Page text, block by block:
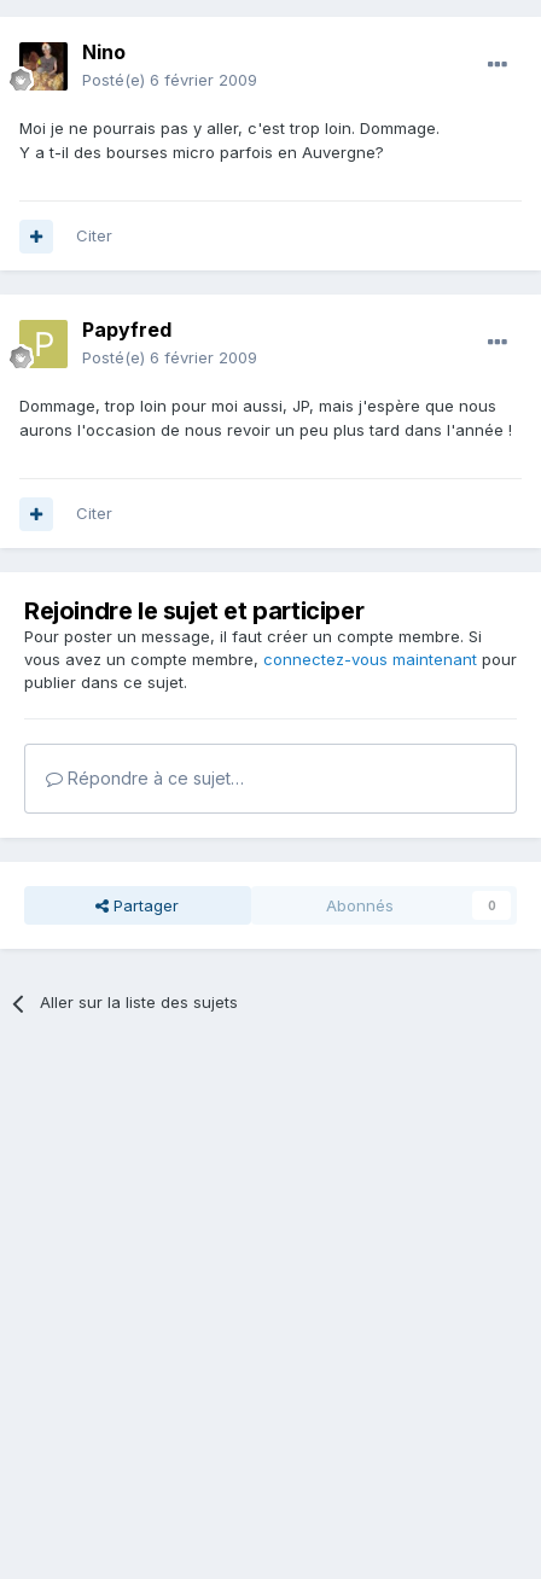
Nino
Posté(e) 6 février 2009
Moi je ne pourrais pas y aller, c'est trop loin. Dommage.
Y a t-il des bourses micro parfois en Auvergne?
Citer
Papyfred
Posté(e) 6 février 2009
Dommage, trop loin pour moi aussi, JP, mais j'espère que nous
aurons l'occasion de nous revoir un peu plus tard dans l'année !
Citer
Rejoindre le sujet et participer
Pour poster un message, il faut créer un compte membre. Si
vous avez un compte membre, connectez-vous maintenant pour
publier dans ce sujet.
Répondre à ce sujet…
Partager Abonnés 0
Aller sur la liste des sujets